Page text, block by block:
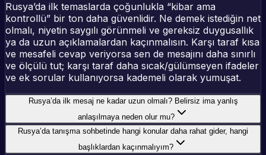
Rusya’da ilk temaslarda çoğunlukla “kibar ama
kontrollü” bir ton daha güvenlidir. Ne demek istediğin net
olmalı, niyetin saygılı görünmeli ve gereksiz duygusallık
ya da uzun açıklamalardan kaçınmalısın. Karşı taraf kısa
ve mesafeli cevap veriyorsa sen de mesajını daha sınırlı
ve ölçülü tut; karşı taraf daha sıcak/gülümseyen ifadeler
ve ek sorular kullanıyorsa kademeli olarak yumuşat.
Rusya’da ilk mesaj ne kadar uzun olmalı? Belirsiz ima yanlış
anlaşılmaya neden olur mu?
Rusya’da tanışma sohbetinde hangi konular daha rahat gider, hangi
başlıklardan kaçınmalıyım?